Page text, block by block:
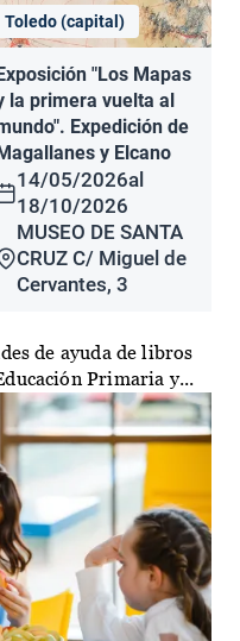
Toledo (capital)
"Los Mapas
la primera vuelta al
Expedición de
y Elcano
14/05/2026al
18/10/2026
MUSEO DE SANTA
CRUZ C/ Miguel de
Cervantes, 3
de ayuda de libros
Primaria y...